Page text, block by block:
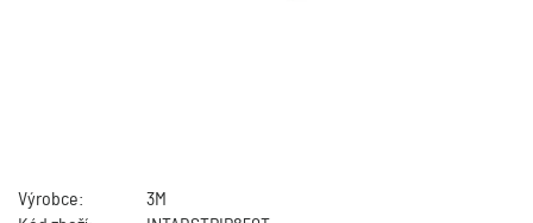
Výrobce:
3M